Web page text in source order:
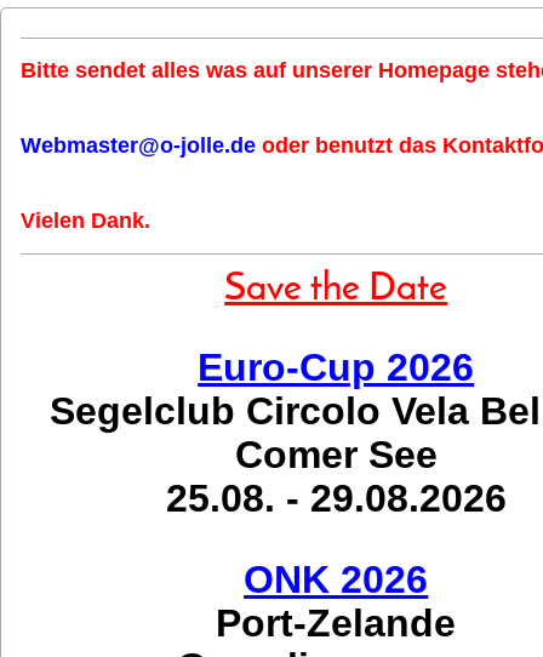
Bitte sendet alles was auf unserer Homepage
Webmaster@o-jolle.de oder benutzt das
Vielen Dank.
Save the Date
Euro-Cup 2026
Segelclub Circolo Vela
Comer See
25.08. - 29.08.2026
ONK 2026
Port-Zelande